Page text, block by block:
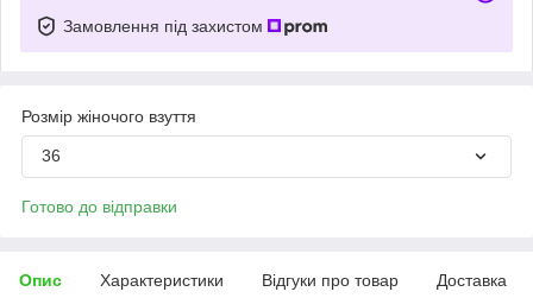
Замовлення під захистом
Розмір жіночого взуття
36
Готово до відправки
Опис Характеристики Відгуки про товар Доставка